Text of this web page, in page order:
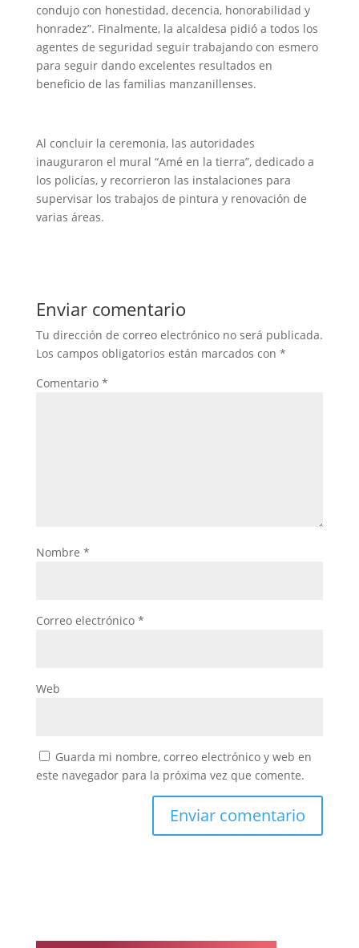
condujo con honestidad, decencia, honorabilidad y
honradez”. Finalmente, la alcaldesa pidió a todos los
agentes de seguridad seguir trabajando con esmero
para seguir dando excelentes resultados en
beneficio de las familias manzanillenses.
Al concluir la ceremonia, las autoridades
inauguraron el mural “Amé en la tierra”, dedicado a
los policías, y recorrieron las instalaciones para
supervisar los trabajos de pintura y renovación de
varias áreas.
Enviar comentario
Tu dirección de correo electrónico no será publicada.
Los campos obligatorios están marcados con *
Comentario *
Nombre *
Correo electrónico *
Web
Guarda mi nombre, correo electrónico y web en
este navegador para la próxima vez que comente.